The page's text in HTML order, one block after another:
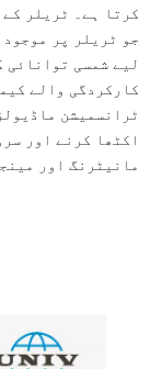
کرتا ہے۔ ٹریلر
جو ٹریلر پر
لیے شمسی توانائی
کارکردگی والے
ٹرانسمیشن
اکٹھا کرنے اور
مانیٹرنگ اور